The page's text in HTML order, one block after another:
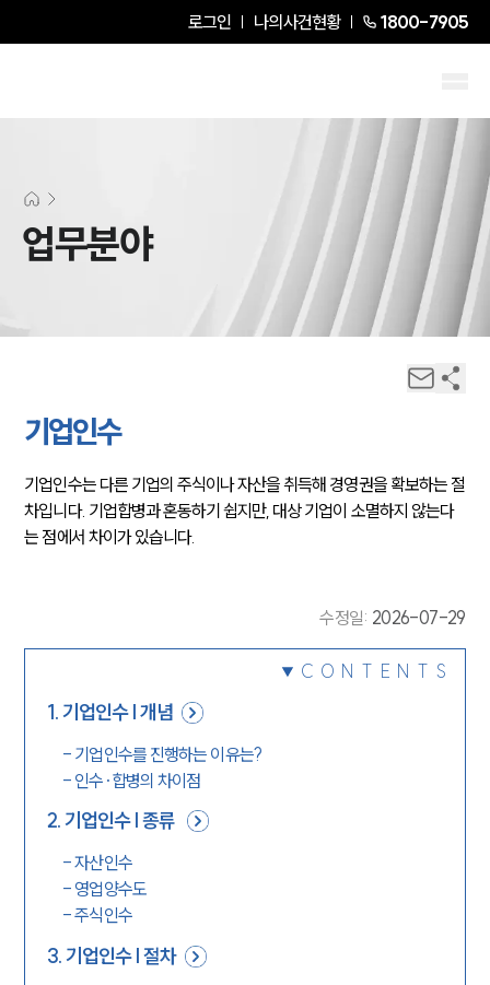
로그인 나의사건현황 1800-7905
업무분야
기업인수
기업인수는 다른 기업의 주식이나 자산을 취득해 경영권을 확보하는 절
차입니다. 기업합병과 혼동하기 쉽지만, 대상 기업이 소멸하지 않는다
는 점에서 차이가 있습니다.
수정일: 2026-07-29
CONTENTS
1.기업인수 | 개념
- 기업인수를 진행하는 이유는?
- 인수·합병의 차이점
2.기업인수 | 종류
-자산인수
-영업양수도
-주식인수
3.기업인수 | 절차